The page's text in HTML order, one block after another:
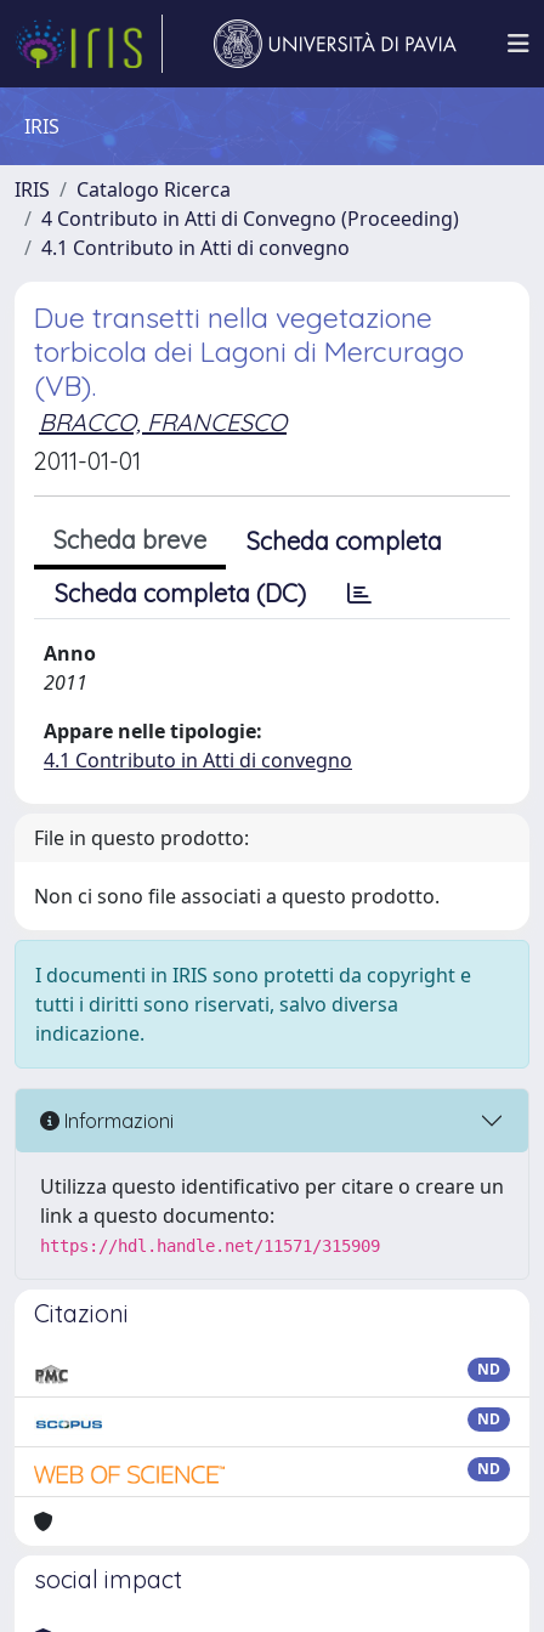
IRIS
IRIS
Catalogo Ricerca
4 Contributo in Atti di Convegno (Proceeding)
4.1 Contributo in Atti di convegno
Due transetti nella vegetazione
torbicola dei Lagoni di Mercurago
(VB).
BRACCO, FRANCESCO
2011-01-01
Scheda breve
Scheda completa
Scheda completa (DC)
Anno
2011
Appare nelle tipologie:
4.1 Contributo in Atti di convegno
File in questo prodotto:
Non ci sono file associati a questo prodotto.
I documenti in IRIS sono protetti da copyright e
tutti i diritti sono riservati, salvo diversa
indicazione.
Informazioni
Utilizza questo identificativo per citare o creare un
link a questo documento:
https://hdl.handle.net/11571/315909
Citazioni
ND
ND
ND
social impact